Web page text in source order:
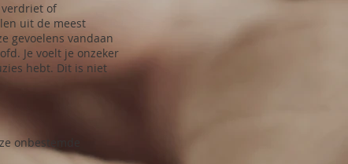
verdriet of
uit de meest
gevoelens vandaan
Je voelt je onzeker
hebt. Dit is niet
onbestemde